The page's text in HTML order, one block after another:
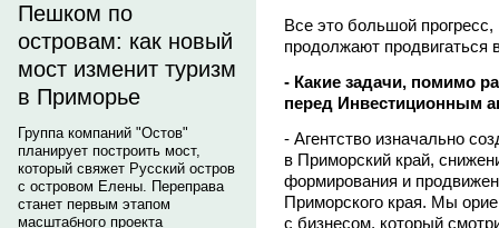
Пешком по
островам: как новый
мост изменит туризм
в Приморье
Группа компаний "Остов"
планирует построить мост,
который свяжет Русский остров
с островом Елены. Переправа
станет первым этапом
масштабного проекта
Все это большой
продолжают продвигаться
- Какие задачи, помимо
перед Инвестиционным
- Агентство изначально
в Приморский край,
формирования и
Приморского края. Мы
с бизнесом, который